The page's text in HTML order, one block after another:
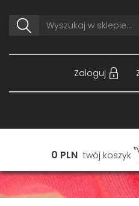
Zaloguj
0 PLN twój koszyk